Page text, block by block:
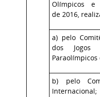
Olímpicos e
de 2016,
a) pelo
dos Jogos
Paraolímpicos
b) pelo
Internacional;